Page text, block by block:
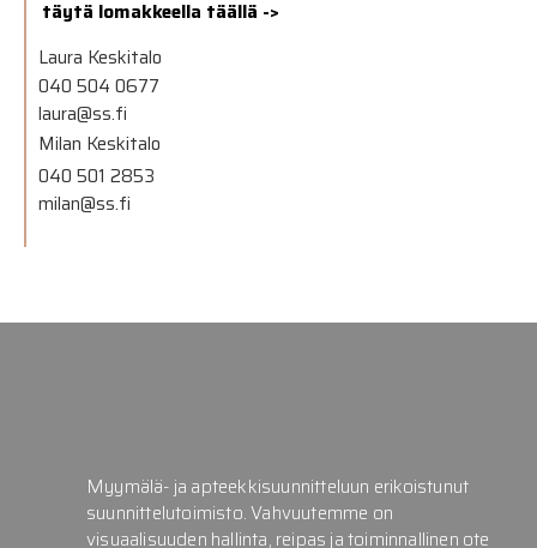
täytä lomakkeella täällä ->
Laura Keskitalo
040 504 0677
laura@ss.fi
Milan Keskitalo
040 501 2853
milan@ss.fi
Myymälä- ja apteekkisuunnitteluun erikoistunut
suunnittelutoimisto. Vahvuutemme on
visuaalisuuden hallinta, reipas ja toiminnallinen ote